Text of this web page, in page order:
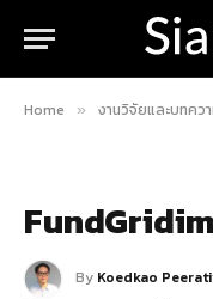
Home » งานวิจัยและบทคว
By Koedkao